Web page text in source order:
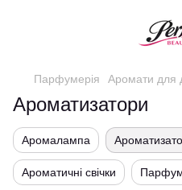
Парфумерія Аромати для
Ароматизатори
Аромалампа
Ароматичні свічки